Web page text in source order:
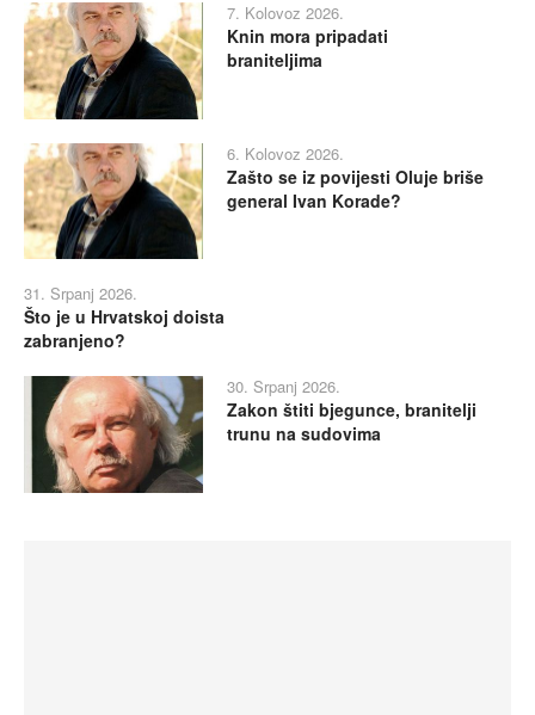
7. Kolovoz 2026.
Knin mora pripadati
braniteljima
6. Kolovoz 2026.
Zašto se iz povijesti Oluje briše
general Ivan Korade?
31. Srpanj 2026.
Što je u Hrvatskoj doista
zabranjeno?
30. Srpanj 2026.
Zakon štiti bjegunce, branitelji
trunu na sudovima